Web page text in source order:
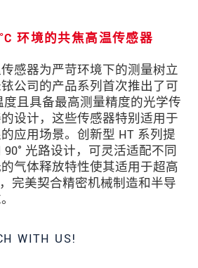
环境的共焦高温传感器
感器为严苛环境下的测量树立
公司的产品系列首次推出了可
度且具备最高测量精度的光学传
设计，这些传感器特别适用于
应用场景。创新型 HT 系列提
光路设计，可灵活适配不同
气体释放特性使其适用于超高
完美契合精密机械制造和半导
WITH US!
保密。请阅读我们的数据隐私